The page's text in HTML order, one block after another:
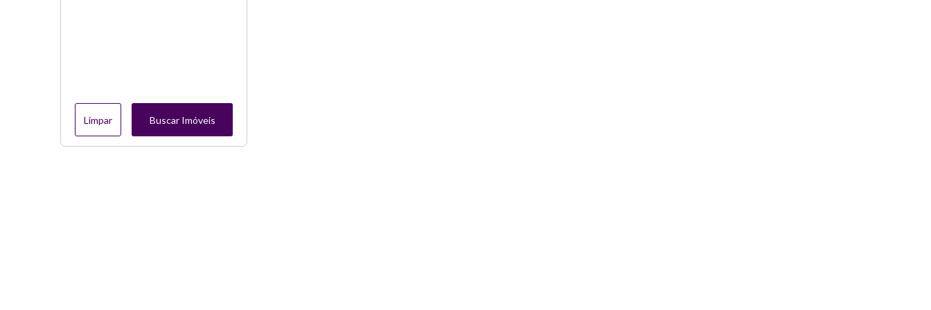
Limpar Buscar Imóveis